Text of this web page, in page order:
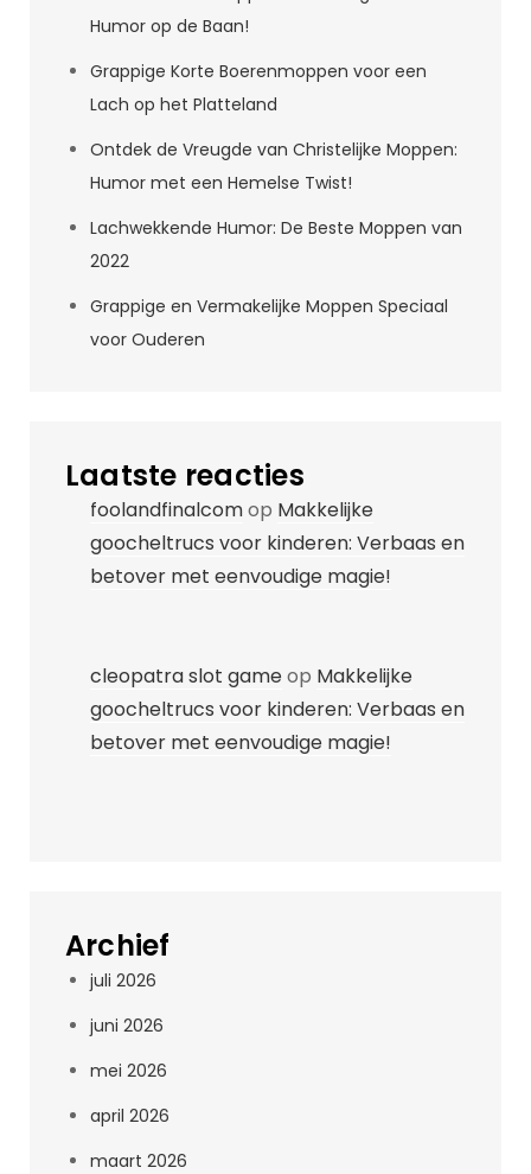
Humor op de Baan!
Grappige Korte Boerenmoppen voor een
Lach op het Platteland
Ontdek de Vreugde van Christelijke Moppen:
Humor met een Hemelse Twist!
Lachwekkende Humor: De Beste Moppen van
2022
Grappige en Vermakelijke Moppen Speciaal
voor Ouderen
Laatste reacties
foolandfinalcomop Makkelijke
goocheltrucs voor kinderen: Verbaas en
betover met eenvoudige magie!
cleopatra slot gameop Makkelijke
goocheltrucs voor kinderen: Verbaas en
betover met eenvoudige magie!
Archief
juli 2026
juni 2026
mei 2026
april 2026
maart 2026